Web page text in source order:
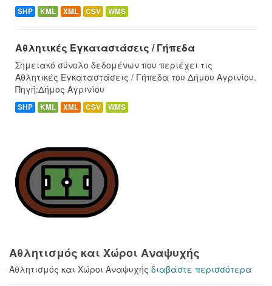
SHP KML XML CSV WMS
Αθλητικές Εγκαταστάσεις / Γήπεδα
Σημειακό σύνολο δεδομένων που περιέχει τις
Αθλητικές Εγκαταστάσεις / Γήπεδα του Δήμου Αγρινίου.
Πηγή:Δήμος Αγρινίου
SHP KML XML CSV WMS
Αθλητισμός και Χώροι Αναψυχής
Αθλητισμός και Χώροι Αναψυχής διαβάστε περισσότερα